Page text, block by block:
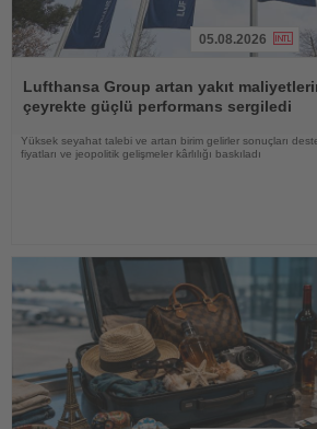
Oku
05.08.2026
Lufthansa Group artan yakıt
çeyrekte güçlü performans sergiledi
Yüksek seyahat talebi ve artan birim gelirler sonuçları
fiyatları ve jeopolitik gelişmeler kârlılığı baskıladı